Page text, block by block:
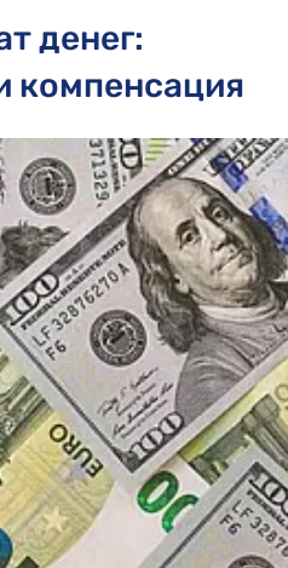
денег:
компенсация